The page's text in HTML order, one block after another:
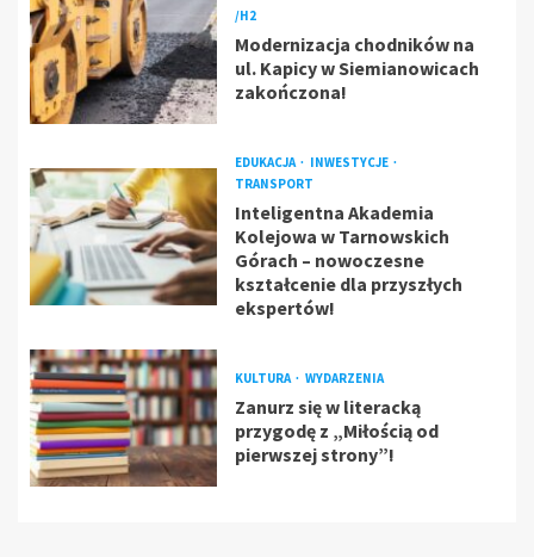
/H2
Modernizacja chodników na
ul. Kapicy w Siemianowicach
zakończona!
EDUKACJA
INWESTYCJE
TRANSPORT
Inteligentna Akademia
Kolejowa w Tarnowskich
Górach – nowoczesne
kształcenie dla przyszłych
ekspertów!
KULTURA WYDARZENIA
Zanurz się w literacką
przygodę z „Miłością od
pierwszej strony”!